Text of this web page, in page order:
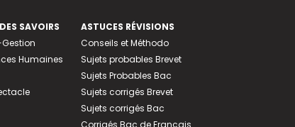
SAVOIRS
Humaines
ASTUCES RÉVISIONS
Conseils et Méthodo
Sujets probables Brevet
Sujets Probables Bac
Sujets corrigés Brevet
Sujets corrigés Bac